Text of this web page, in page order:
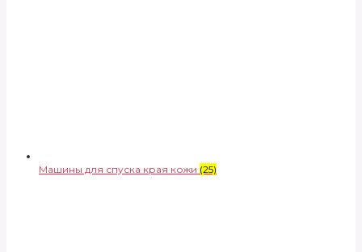
Машины для спуска края кожи (25)